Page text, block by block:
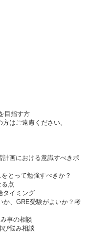
目指す方
はご遠慮ください。
計画における意識すべきポ
とって勉強すべきか？
点
タイミング
か、GRE受験がよいか？考
事の相談
び悩み相談